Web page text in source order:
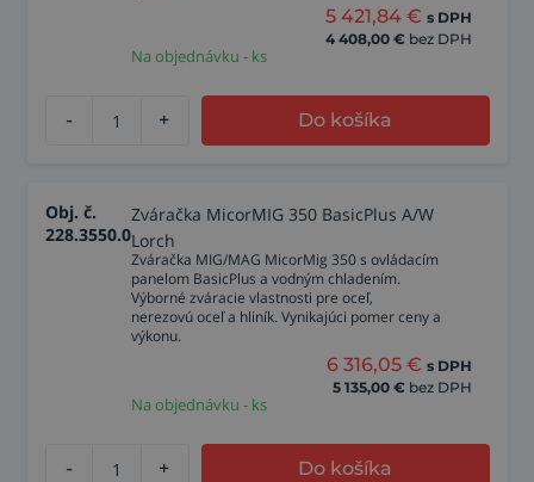
5 421,84 € s DPH
4 408,00 € bez DPH
Na objednávku - ks
- + Do košíka
Obj. č.
228.3550.0
Zváračka MicorMIG 350 BasicPlus A/W
Lorch
Zváračka MIG/MAG MicorMig 350 s ovládacím
panelom BasicPlus a vodným chladením.
Výborné zváracie vlastnosti pre oceľ,
nerezovú oceľ a hliník. Vynikajúci pomer ceny a
výkonu.
6 316,05 € s DPH
5 135,00 € bez DPH
Na objednávku - ks
- + Do košíka